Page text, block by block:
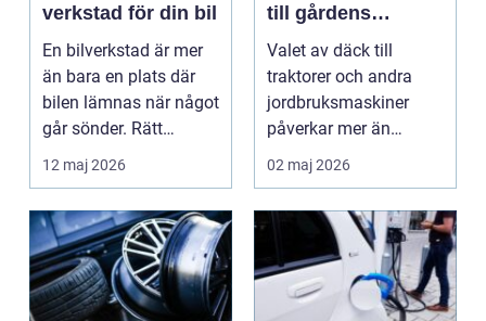
verkstad för din bil
En bilverkstad är mer
än bara en plats där
bilen lämnas när något
går sönder. Rätt
verkstad blir en ...
12 maj 2026
till gårdens
maskiner
Valet av däck till
traktorer och andra
jordbruksmaskiner
påverkar mer än
många tror. Rätt däck
ger b...
02 maj 2026